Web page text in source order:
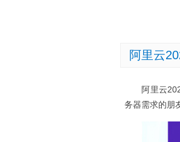
阿里云
阿里云
务器需求的朋